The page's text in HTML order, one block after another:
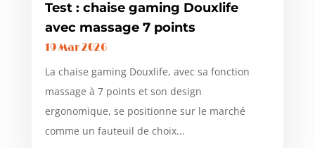
Test : chaise gaming Douxlife
avec massage 7 points
19 Mar 2026
La chaise gaming Douxlife, avec sa fonction
massage à 7 points et son design
ergonomique, se positionne sur le marché
comme un fauteuil de choix...